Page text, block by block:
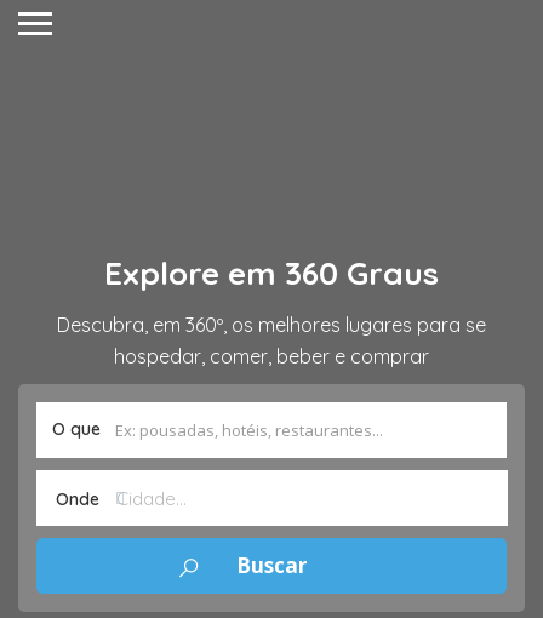
Explore em 360 Graus
Descubra, em 360º, os melhores lugares para se
hospedar, comer, beber e comprar
O que
Onde